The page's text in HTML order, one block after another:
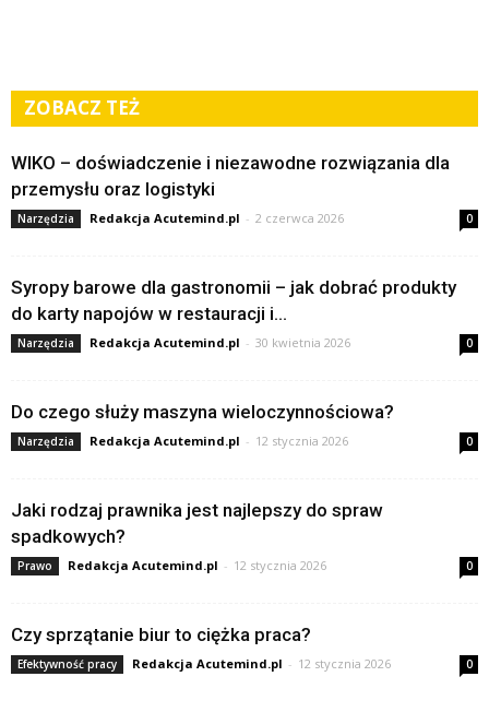
ZOBACZ TEŻ
WIKO – doświadczenie i niezawodne rozwiązania dla
przemysłu oraz logistyki
Narzędzia Redakcja Acutemind.pl - 2 czerwca 2026 0
Syropy barowe dla gastronomii – jak dobrać produkty
do karty napojów w restauracji i...
Narzędzia Redakcja Acutemind.pl - 30 kwietnia 2026 0
Do czego służy maszyna wieloczynnościowa?
Narzędzia Redakcja Acutemind.pl - 12 stycznia 2026 0
Jaki rodzaj prawnika jest najlepszy do spraw
spadkowych?
Prawo Redakcja Acutemind.pl - 12 stycznia 2026 0
Czy sprzątanie biur to ciężka praca?
Efektywność pracy Redakcja Acutemind.pl - 12 stycznia 2026 0